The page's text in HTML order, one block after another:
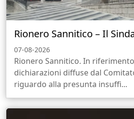
Rionero Sannitico – Il
07-08-2026
Rionero Sannitico. In
dichiarazioni diffuse dal
riguardo alla presunta insuffi...